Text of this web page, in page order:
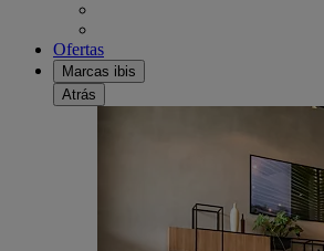
Ofertas
Marcas ibis
Atrás